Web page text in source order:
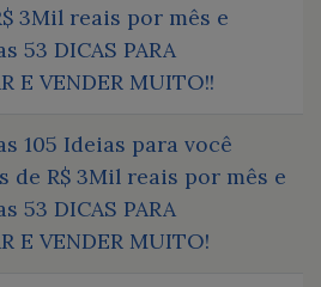
3Mil reais por mês e
53 DICAS PARA
E VENDER MUITO!!
105 Ideias para você
de R$ 3Mil reais por mês e
53 DICAS PARA
E VENDER MUITO!